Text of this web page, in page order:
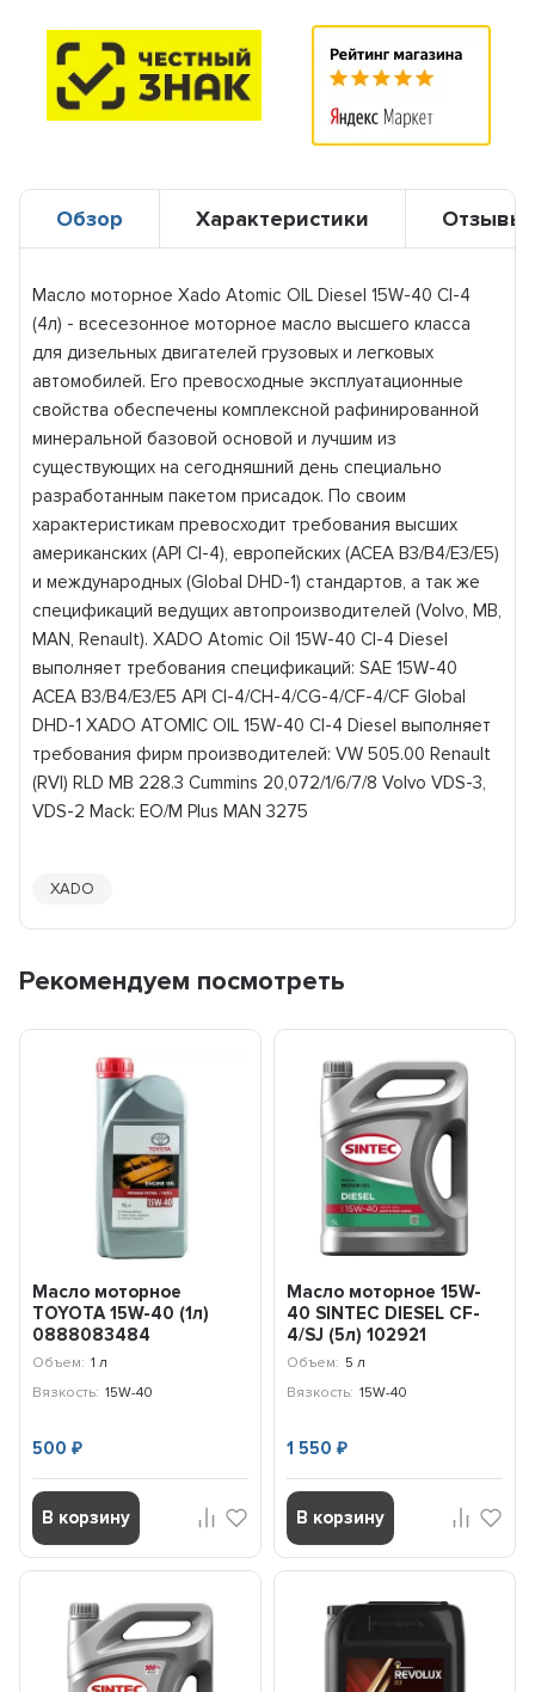
Обзор Характеристики Отзывы
Масло моторное Xado Atomic OIL Diesel 15W-40 CI-4
(4л) - всесезонное моторное масло высшего класса
для дизельных двигателей грузовых и легковых
автомобилей. Его превосходные эксплуатационные
свойства обеспечены комплексной рафинированной
минеральной базовой основой и лучшим из
существующих на сегодняшний день специально
разработанным пакетом присадок. По своим
характеристикам превосходит требования высших
американских (API CI-4), европейских (ACEA В3/В4/Е3/E5)
и международных (Global DHD-1) стандартов, а так же
спецификаций ведущих автопроизводителей (Volvo, MB,
MAN, Renault). XADO Atomic Oil 15W-40 CI-4 Diesel
выполняет требования спецификаций: SAE 15W-40
ACEA B3/B4/E3/E5 API CI-4/CH-4/CG-4/CF-4/CF Global
DHD-1 XADO ATOMIC OIL 15W-40 CI-4 Diesel выполняет
требования фирм производителей: VW 505.00 Renault
(RVI) RLD MB 228.3 Cummins 20,072/1/6/7/8 Volvo VDS-3,
VDS-2 Mack: EO/M Plus MAN 3275
XADO
Рекомендуем посмотреть
Масло моторное
TOYOTA 15W-40 (1л)
0888083484
Объем: 1 л
Вязкость: 15W-40
500₽
В корзину
Масло моторное 15W-
40 SINTEC DIESEL CF-
4/SJ (5л) 102921
Объем: 5 л
Вязкость: 15W-40
1 550 ₽
В корзину